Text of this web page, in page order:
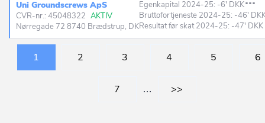
Uni Groundscrews ApS
CVR-nr.: 45048322 AKTIV
Nørregade 72 8740 Brædstrup, DK
Egenkapital 2024-25: -6' DKK
Bruttofortjeneste 2024-25: -46'
Resultat før skat 2024-25: -47' DKK
1 2 3 4 5 6
7 … >>